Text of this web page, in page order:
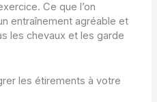
Ce que l’on
entraînement agréable et
les chevaux et les garde
les étirements à votre